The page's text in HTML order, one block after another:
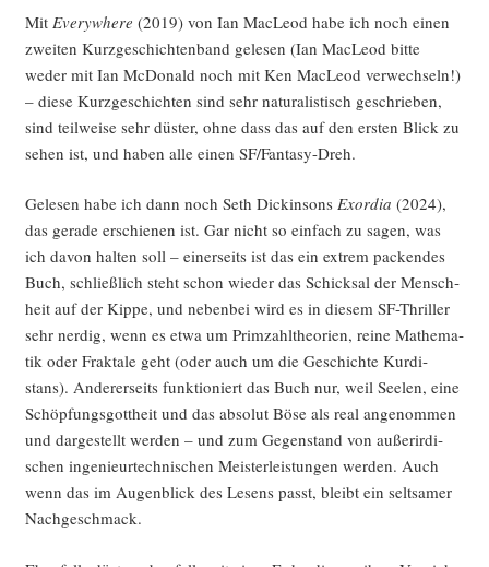
Mit Ever­y­whe­re (2019) von Ian MacLeod habe ich noch einen
zwei­ten Kurz­ge­schich­ten­band gele­sen (Ian MacLeod bit­te
weder mit Ian McDo­nald noch mit Ken MacLeod ver­wech­seln!)
– die­se Kurz­ge­schich­ten sind sehr natu­ra­lis­tisch geschrie­ben,
sind teil­wei­se sehr düs­ter, ohne dass das auf den ers­ten Blick zu
sehen ist, und haben alle einen SF/­Fan­ta­sy-Dreh.
Gele­sen habe ich dann noch Seth Dick­in­sons Exor­dia (2024),
das gera­de erschie­nen ist. Gar nicht so ein­fach zu sagen, was
ich davon hal­ten soll – einer­seits ist das ein extrem packen­des
Buch, schließ­lich steht schon wie­der das Schick­sal der Mensch­
heit auf der Kip­pe, und neben­bei wird es in die­sem SF-Thril­ler
sehr nerdig, wenn es etwa um Prim­zahl­theo­rien, rei­ne Mathe­ma­
tik oder Frak­ta­le geht (oder auch um die Geschich­te Kur­di­
stans). Ande­rer­seits funk­tio­niert das Buch nur, weil See­len, eine
Schöp­fungs­gott­heit und das abso­lut Böse als real ange­nom­men
und dar­ge­stellt wer­den – und zum Gegen­stand von außer­ir­di­
schen inge­nieur­tech­ni­schen Meis­ter­leis­tun­gen wer­den. Auch
wenn das im Augen­blick des Lesens passt, bleibt ein selt­sa­mer
Nachgeschmack.